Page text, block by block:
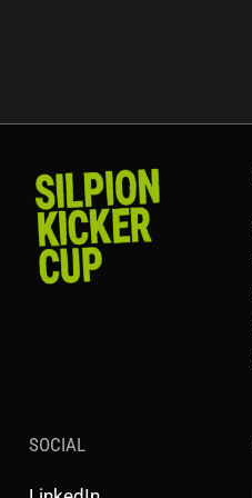
SOCIAL